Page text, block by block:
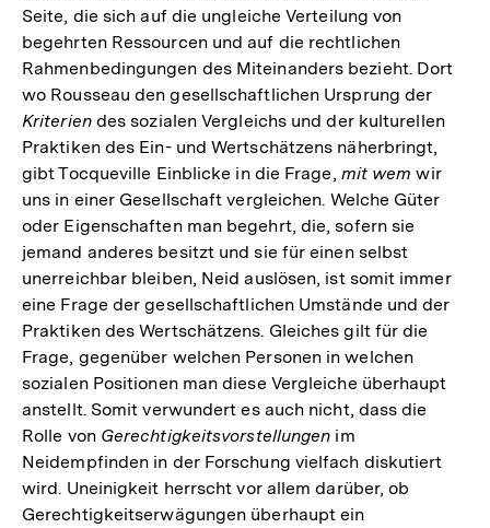
Seite, die sich auf die ungleiche Verteilung von
begehrten Ressourcen und auf die rechtlichen
Rahmenbedingungen des Miteinanders bezieht. Dort
wo Rousseau den gesellschaftlichen Ursprung der
Kriteriendes sozialen Vergleichs und der kulturellen
Praktiken des Ein- und Wertschätzens näherbringt,
gibt Tocqueville Einblicke in die Frage, mit wem wir
uns in einer Gesellschaft vergleichen. Welche Güter
oder Eigenschaften man begehrt, die, sofern sie
jemand anderes besitzt und sie für einen selbst
unerreichbar bleiben, Neid auslösen, ist somit immer
eine Frage der gesellschaftlichen Umstände und der
Praktiken des Wertschätzens. Gleiches gilt für die
Frage, gegenüber welchen Personen in welchen
sozialen Positionen man diese Vergleiche überhaupt
anstellt. Somit verwundert es auch nicht, dass die
Rolle von Gerechtigkeitsvorstellungen im
Neidempfinden in der Forschung vielfach diskutiert
wird. Uneinigkeit herrscht vor allem darüber, ob
Gerechtigkeitserwägungen überhaupt ein